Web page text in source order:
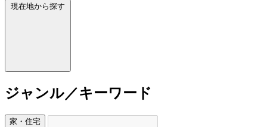
現在地から探す
ジャンル／キーワード
家・住宅